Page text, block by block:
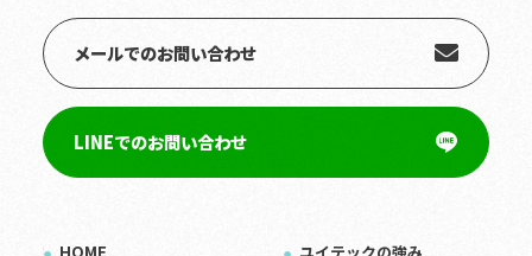
メールでのお問い合わせ
LINEでのお問い合わせ